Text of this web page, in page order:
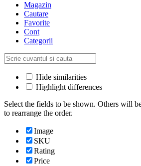
Magazin
Cautare
Favorite
Cont
Categorii
Hide similarities
Highlight differences
Select the fields to be shown. Others will
to rearrange the order.
Image
SKU
Rating
Price